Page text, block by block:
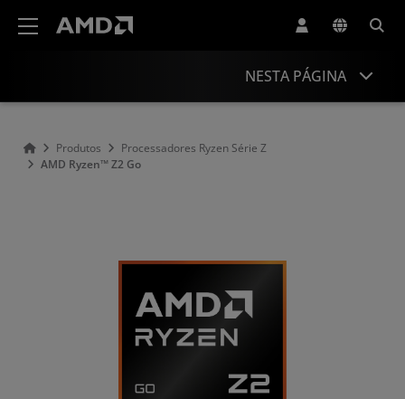
NESTA PÁGINA
Produtos
Processadores Ryzen Série Z
AMD Ryzen™ Z2 Go